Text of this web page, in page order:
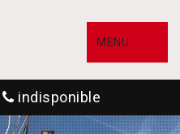
MENU
indisponible